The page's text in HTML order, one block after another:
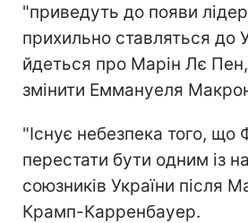
"приведуть до появи
прихильно ставляться до
йдеться про Марін Лє
змінити Еммануеля
"Існує небезпека того,
перестати бути одним із
союзників України після
Крамп-Карренбауер.